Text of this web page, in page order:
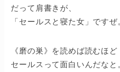
だって肩書きが、
「セールスと寝た女」ですぜ
《磨の巣》を読めば読むほど
セールスって面白いんだなと